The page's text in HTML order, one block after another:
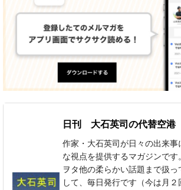
日刊 大石英司の代替空港
作家・大石英司が日々の出来
な視点を提供するマガジンです
ヲタ他の柔らかい話題まで扱っ
して、毎日発行です（今は月